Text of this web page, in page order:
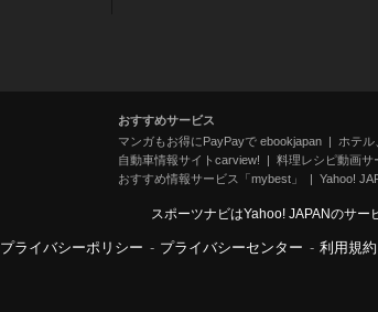
おすすめサービス
マンガもお得にPayPayで ebookjapan
ホテ
自動車情報サイトcarview!
料理レシピ動画サ
おすすめ情報サービス「mybest」
Yahoo!
スポーツナビはYahoo! JAPANのサー
プライバシーポリシー - プライバシーセンター - 利用規約